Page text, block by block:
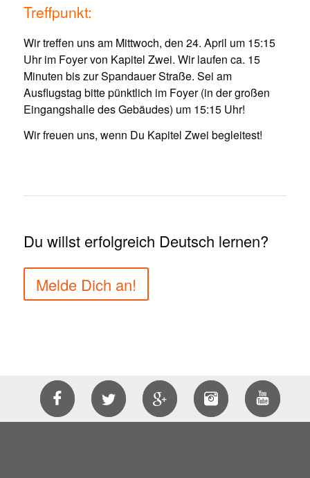
Treffpunkt:
Wir treffen uns am Mittwoch, den 24. April um 15:15
Uhr im Foyer von Kapitel Zwei. Wir laufen ca. 15
Minuten bis zur Spandauer Straße. Sei am
Ausflugstag bitte pünktlich im Foyer (in der großen
Eingangshalle des Gebäudes) um 15:15 Uhr!
Wir freuen uns, wenn Du Kapitel Zwei begleitest!
Du willst erfolgreich Deutsch lernen?
Melde Dich an!